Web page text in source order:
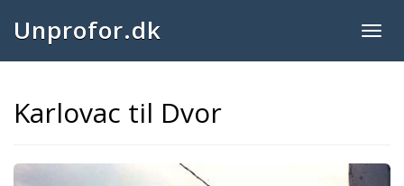
Unprofor.dk
Karlovac til Dvor
Next